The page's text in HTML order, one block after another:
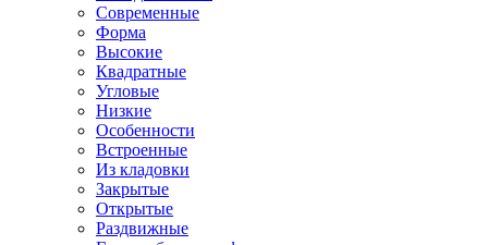
Современные
Форма
Высокие
Квадратные
Угловые
Низкие
Особенности
Встроенные
Из кладовки
Закрытые
Открытые
Раздвижные